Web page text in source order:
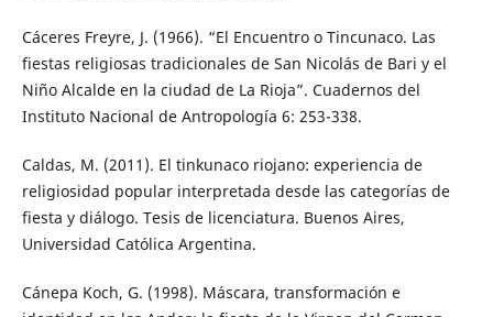
Cáceres Freyre, J. (1966). “El Encuentro o Tincunaco. Las
fiestas religiosas tradicionales de San Nicolás de Bari y el
Niño Alcalde en la ciudad de La Rioja”. Cuadernos del
Instituto Nacional de Antropología 6: 253-338.
Caldas, M. (2011). El tinkunaco riojano: experiencia de
religiosidad popular interpretada desde las categorías de
fiesta y diálogo. Tesis de licenciatura. Buenos Aires,
Universidad Católica Argentina.
Cánepa Koch, G. (1998). Máscara, transformación e